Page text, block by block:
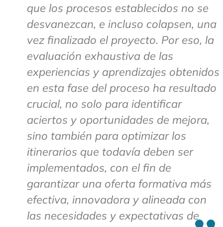
que los procesos establecidos no se
desvanezcan, e incluso colapsen, una
vez finalizado el proyecto. Por eso, la
evaluación exhaustiva de las
experiencias y aprendizajes obtenidos
en esta fase del proceso ha resultado
crucial, no solo para identificar
aciertos y oportunidades de mejora,
sino también para optimizar los
itinerarios que todavía deben ser
implementados, con el fin de
garantizar una oferta formativa más
efectiva, innovadora y alineada con
las necesidades y expectativas de